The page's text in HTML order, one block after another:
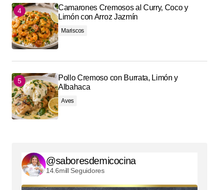
Camarones Cremosos al Curry, Coco y
Limón con Arroz Jazmín
Mariscos
Pollo Cremoso con Burrata, Limón y
Albahaca
Aves
@saboresdemicocina
14.6mill Seguidores